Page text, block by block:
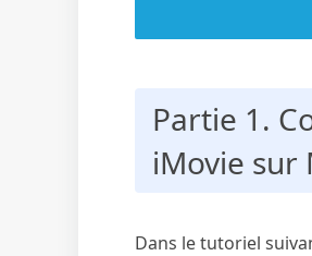
Partie 1.
iMovie sur
Dans le tutoriel